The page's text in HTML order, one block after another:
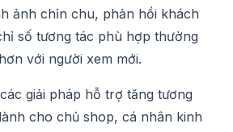
ảnh chỉn chu, phản hồi khách
số tương tác phù hợp thường
với người xem mới.
giải pháp hỗ trợ tăng tương
cho chủ shop, cá nhân kinh